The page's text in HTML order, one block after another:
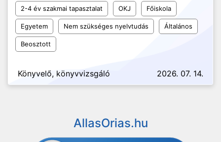
2-4 év szakmai tapasztalat OKJ Főiskola
Egyetem Nem szükséges nyelvtudás Általános
Beosztott
Könyvelő, könyvvizsgáló 2026. 07. 14.
AllasOrias.hu